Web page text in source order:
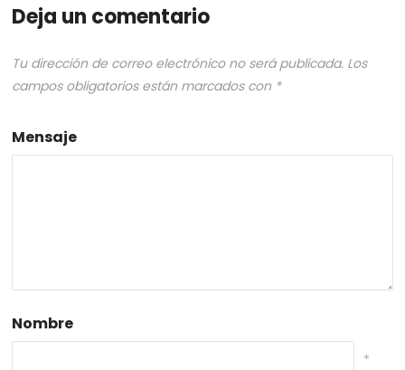
Deja un comentario
Tu dirección de correo electrónico no será publicada. Los
campos obligatorios están marcados con *
Mensaje
Nombre
*